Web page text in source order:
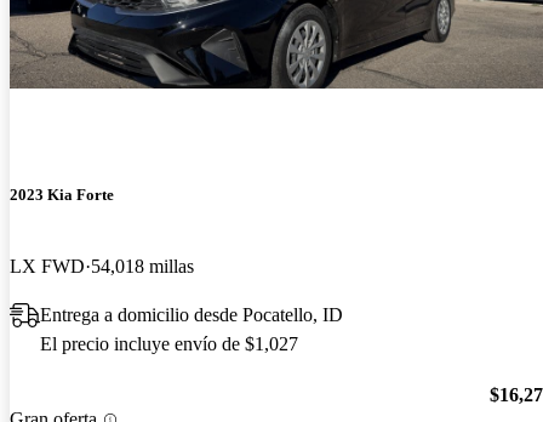
2023 Kia Forte
LX FWD 54,018 millas
Entrega a domicilio desde Pocatello, ID
El precio incluye envío de $1,027